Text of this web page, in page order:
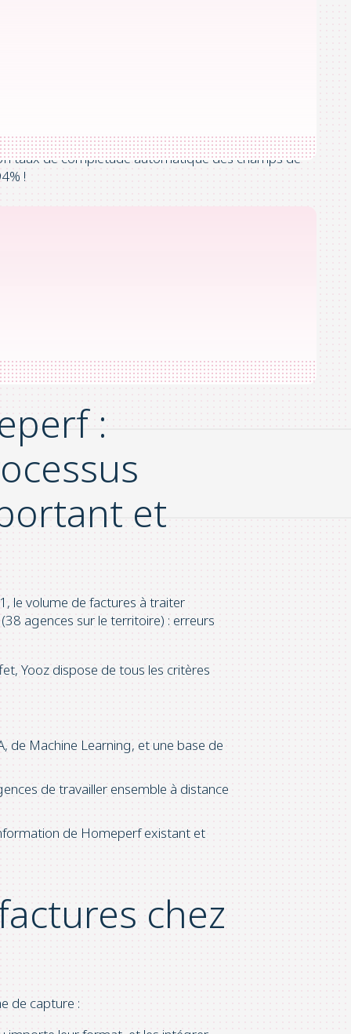
taux de complétude automatique des champs de
!
et des factures, et SPIE,
de la comptabilité fournisseurs de
Le réseau, créé en 1997, compte
le groupe Sapio en 2020 et a
:
et
le volume de factures à traiter
agences sur le territoire) : erreurs
Yooz dispose de tous les critères
de Machine Learning, et une base de
de travailler ensemble à distance
de Homeperf existant et
chez
de capture :